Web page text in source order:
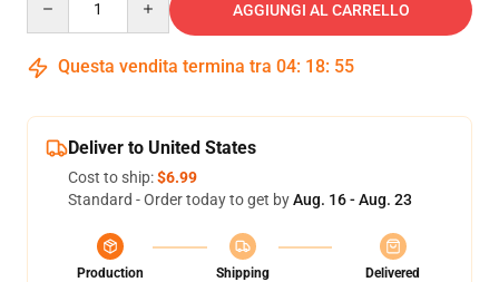
AGGIUNGI AL CARRELLO
Questa vendita termina tra 04: 18: 55
Deliver to United States
Cost to ship:$6.99
Standard - Order today to get byAug. 16 - Aug. 23
Production
Shipping
Delivered